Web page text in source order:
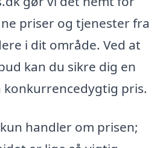
priser og tjenester fra
i dit område. Ved at
kan du sikre dig en
konkurrencedygtig pris.
handler om prisen;